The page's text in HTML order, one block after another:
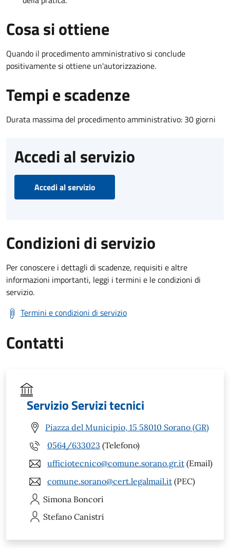
Cosa si ottiene
Quando il procedimento amministrativo si conclude
positivamente si ottiene un'autorizzazione.
Tempi e scadenze
Durata massima del procedimento amministrativo: 30 giorni
Accedi al servizio
Accedi al servizio
Condizioni di servizio
Per conoscere i dettagli di scadenze, requisiti e altre
informazioni importanti, leggi i termini e le condizioni di
servizio.
Termini e condizioni di servizio
Contatti
Servizio Servizi tecnici
Piazza del Municipio, 15 58010 Sorano (GR)
0564/633023 (Telefono)
ufficiotecnico@comune.sorano.gr.it (Email)
comune.sorano@cert.legalmail.it (PEC)
Simona Boncori
Stefano Canistri